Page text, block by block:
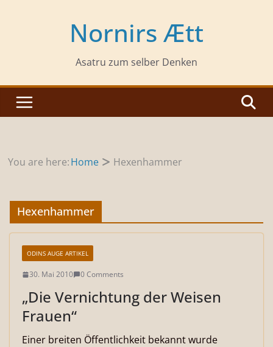
Nornirs Ætt
Asatru zum selber Denken
You are here:Home Hexenhammer
Hexenhammer
ODINS AUGE ARTIKEL
30. Mai 2010 0 Comments
„Die Vernichtung der Weisen
Frauen“
Einer breiten Öffentlichkeit bekannt wurde